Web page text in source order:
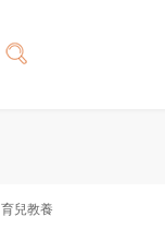
育兒教養